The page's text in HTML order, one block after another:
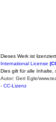
Dieses Werk ist
International License
Dies gilt für alle Inhalte,
Autor: Gert Egle/
- CC-Lizenz